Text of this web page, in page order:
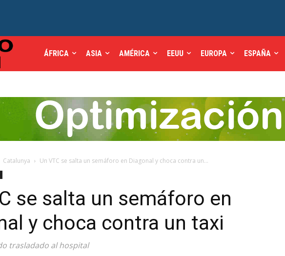
ÁFRICA ASIA AMÉRICA EEUU EUROPA ESPAÑA
Catalunya Un VTC se salta un semáforo en Diagonal y choca contra un...
se salta un semáforo en
y choca contra un taxi
trasladado al hospital